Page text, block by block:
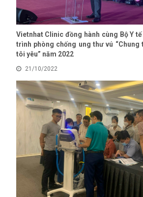
Vietnhat Clinic đồng hành cùng Bộ Y
trình phòng chống ung thư vú “Chung
tôi yêu” năm 2022
21/10/2022